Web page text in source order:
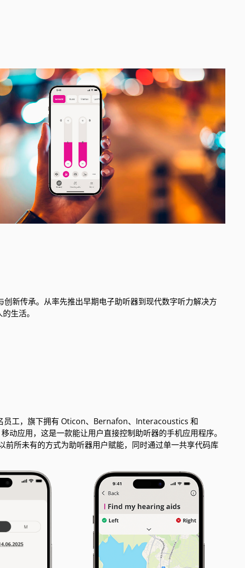
新传承。从率先推出早期电子助听器到现代数字听力解决方
生活。
员工，旗下拥有 Oticon、Bernafon、Interacoustics 和
应用，这是一款能让用户直接控制助听器的手机应用程序。
所未有的方式为助听器用户赋能，同时通过单一共享代码库